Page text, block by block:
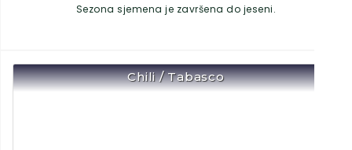
Sezona sjemena je završena do jeseni.
Chili / Tabasco